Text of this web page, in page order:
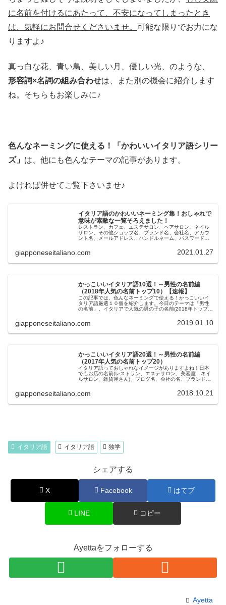
に名前を付けるにあたって、不安になってしまったとき
は、気軽にお問合せくださいませ。 可能な限りでお力にな
りますよ♪
真っ白な花、青い鳥、美しい月、優しい光、のような、
形容詞×名詞の組み合わせは、また別の機会に紹介します
ね。そちらもお楽しみに♪
色んなネーミングに使える！「かわいいイタリア語シリー
ズ」 は、他にも色んなテーマの記事があります。
よければ併せてご覧下さいませ♪
イタリア語のかわいいネーミング集！おしゃれで
意味が素敵な一覧そろえました！
レストラン、カフェ、エステサロン、ヘアサロン、ネイル
サロン、その他ショップ名、ブランド名、会社名、アカウ
ント名、メールアドレス、ハンドルネーム、パスワード、
giapponeseitaliano.com 2021.01.27
かっこいいイタリア語10選！～男性の名前編
（2018年人気の名前トップ10）【速報】
この記事では、色んなネーミングで使える！かっこいいイ
タリア語厳選１０個を紹介します。今日のテーマは「男性
の名前」。イタリアで人気の男の子の名前(2018年トップ１
giapponeseitaliano.com 2019.01.10
かっこいいイタリア語20選！～男性の名前編
（2017年人気の名前トップ20）
イタリア語っておしゃれなイメージがありますよね！日本
でもお店の名前(レストラン、エステサロン、美容室、ネイ
ルサロン、雑貨屋さん)、ブログ名、会社の名、ブランド
giapponeseitaliano.com 2018.10.21
イタリア語 イタリア語 独学
シェアする
X Facebook はてブ
LINE コピー
Ayettaをフォローする
Ayetta